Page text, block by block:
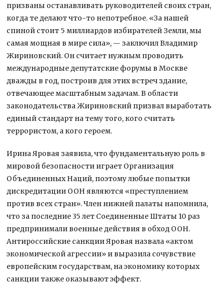
призваны останавливать руководителей своих стран,
когда те делают что-то непотребное. «За нашей
спиной стоит 5 миллиардов избирателей Земли, мы
самая мощная в мире сила», — заключил Владимир
Жириновский. Он считает нужным проводить
международные депутатские форумы в Москве
дважды в год, построив для этих встреч здание,
отвечающее масштабным задачам. В области
законодательства Жириновский призвал выработать
единый стандарт на тему того, кого считать
террористом, а кого героем.
Ирина Яровая заявила, что фундаментальную роль в
мировой безопасности играет Организация
Объединенных Наций, поэтому любые попытки
дискредитации ООН являются «преступлением
против всех стран». Член нижней палаты напомнила,
что за последние 35 лет Соединенные Штаты 10 раз
предпринимали военные действия в обход ООН.
Антироссийские санкции Яровая назвала «актом
экономической агрессии» и выразила сочувствие
европейским государствам, на экономику которых
санкции также оказывают эффект.